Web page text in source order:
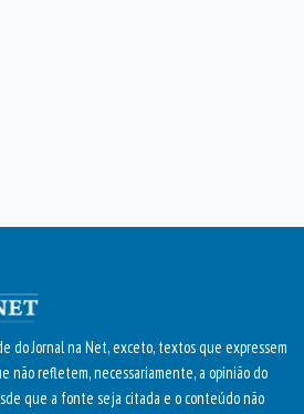
do Jornal na Net, exceto, textos que expressem
não refletem, necessariamente, a opinião do
que a fonte seja citada e o conteúdo não